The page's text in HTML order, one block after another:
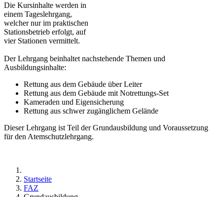
Die Kursinhalte werden in
einem Tageslehrgang,
welcher nur im praktischen
Stationsbetrieb erfolgt, auf
vier Stationen vermittelt.
Der Lehrgang beinhaltet nachstehende Themen und
Ausbildungsinhalte:
Rettung aus dem Gebäude über Leiter
Rettung aus dem Gebäude mit Notrettungs-Set
Kameraden und Eigensicherung
Rettung aus schwer zugänglichem Gelände
Dieser Lehrgang ist Teil der Grundausbildung und Voraussetzung
für den Atemschutzlehrgang.
Startseite
FAZ